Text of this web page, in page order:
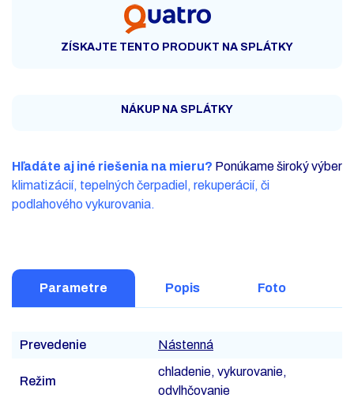
ZÍSKAJTE TENTO PRODUKT NA SPLÁTKY
NÁKUP NA SPLÁTKY
Hľadáte aj iné riešenia na mieru? Ponúkame široký výber
klimatizácií, tepelných čerpadiel, rekuperácií, či
podlahového vykurovania.
Parametre Popis Foto
Prevedenie Nástenná
Režim
chladenie, vykurovanie,
odvlhčovanie